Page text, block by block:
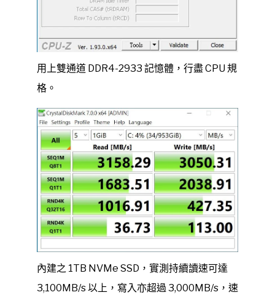
用上雙通道 DDR4-2933 記憶體，行盡 CPU 規
格。
內建之 1TB NVMe SSD，實測持續讀速可達
3,100MB/s 以上，寫入亦超過 3,000MB/s，速